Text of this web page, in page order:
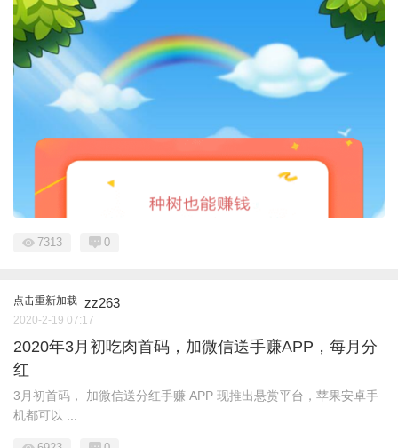
7313 0
点击重新加载 zz263
2020-2-19 07:17
2020年3月初吃肉首码，加微信送手赚APP，每月分
红
3月初首码， 加微信送分红手赚 APP 现推出悬赏平台，苹果安卓手
机都可以 ...